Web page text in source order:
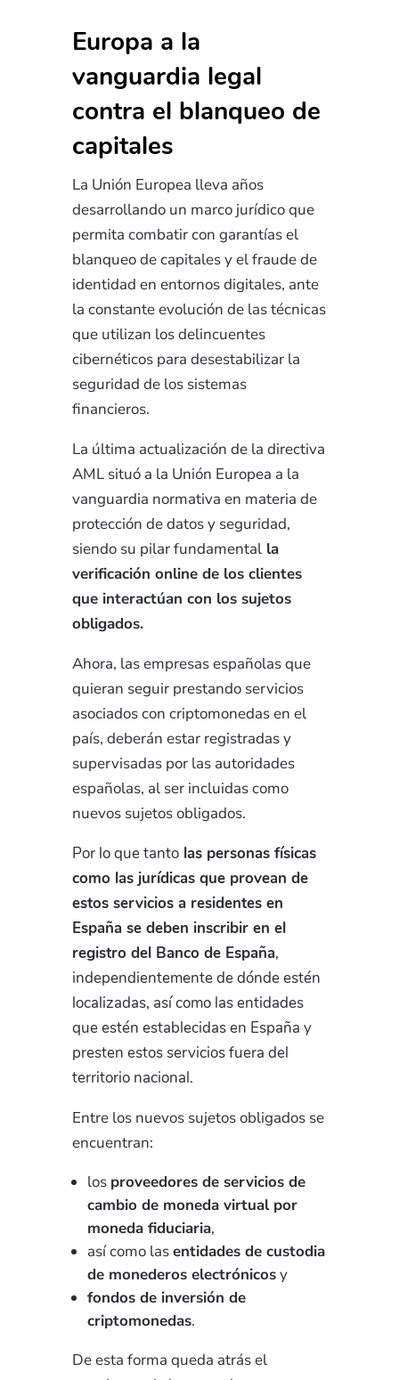
Europa a la
vanguardia legal
contra el blanqueo de
capitales
La Unión Europea lleva años
desarrollando un marco jurídico que
permita combatir con garantías el
blanqueo de capitales y el fraude de
identidad en entornos digitales, ante
la constante evolución de las técnicas
que utilizan los delincuentes
cibernéticos para desestabilizar la
seguridad de los sistemas
financieros.
La última actualización de la directiva
AML situó a la Unión Europea a la
vanguardia normativa en materia de
protección de datos y seguridad,
siendo su pilar fundamentalla
verificación online de los clientes
que interactúan con los sujetos
obligados.
Ahora, las empresas españolas que
quieran seguir prestando servicios
asociados con criptomonedas en el
país, deberán estar registradas y
supervisadas por las autoridades
españolas, al ser incluidas como
nuevos sujetos obligados.
Por lo que tantolas personas físicas
como las jurídicas que provean de
estos servicios a residentes en
España se deben inscribir en el
registro del Banco de España,
independientemente de dónde estén
localizadas, así como las entidades
que estén establecidas en España y
presten estos servicios fuera del
territorio nacional.
Entre los nuevos sujetos obligados se
encuentran:
los proveedores de servicios de
cambio de moneda virtual por
moneda fiduciaria,
así como lasentidades de custodia
de monederos electrónicosy
fondos de inversión de
criptomonedas.
Deesta forma queda atrás el